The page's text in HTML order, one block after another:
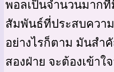
พอลเป็นจำนวนมากที่
สัมพันธ์ที่ประสบความ
อย่างไรก็ตาม มันสำ
สองฝ่าย จะต้องเข้าใ